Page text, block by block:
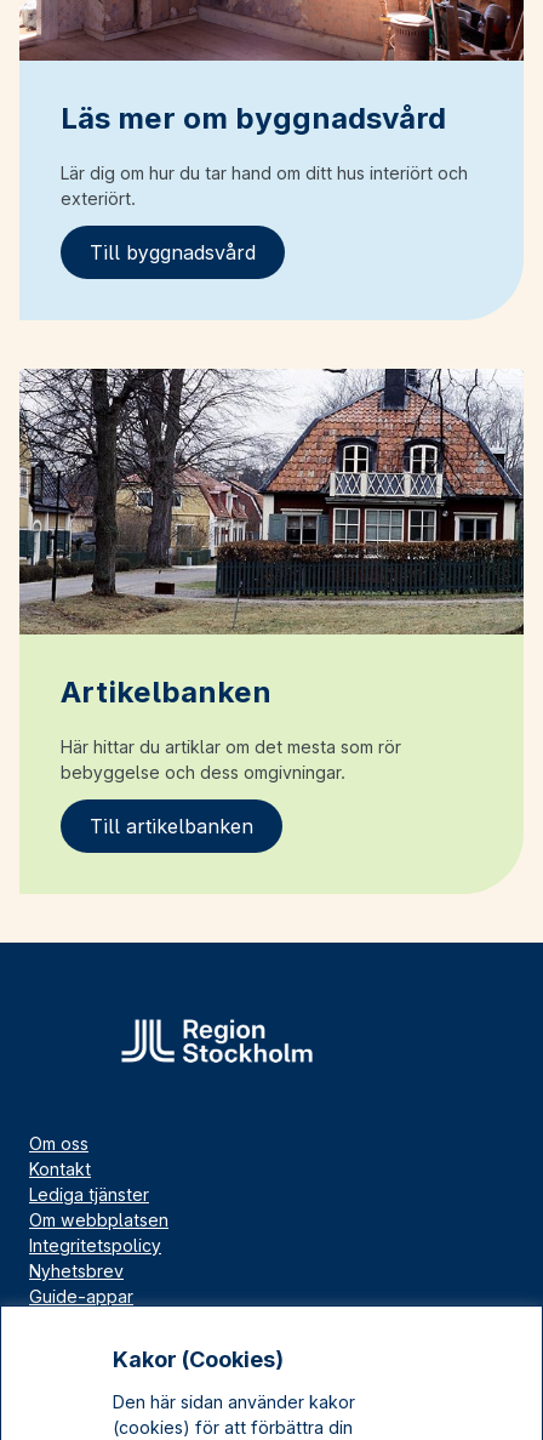
Kakor (Cookies)
Den här sidan använder kakor
(cookies) för att förbättra din
Läs mer om byggnadsvård
Lär dig om hur du tar hand om ditt hus interiört och
exteriört.
Till byggnadsvård
Artikelbanken
Här hittar du artiklar om det mesta som rör
bebyggelse och dess omgivningar.
Till artikelbanken
Om oss
Kontakt
Lediga tjänster
Om webbplatsen
Integritetspolicy
Nyhetsbrev
Guide-appar
Kulturarv Stockholm